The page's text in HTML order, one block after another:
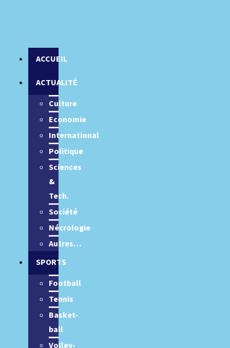
ACCUEIL
ACTUALITÉ
Culture
Economie
International
Politique
Sciences
&
Tech.
Société
Nécrologie
Autres…
SPORTS
Football
Tennis
Basket-
ball
Volley-